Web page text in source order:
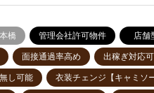
橋 管理会社許可物件 店舗
面接通過率高め 出稼ぎ対応
し可能 衣装チェンジ【キャミソ